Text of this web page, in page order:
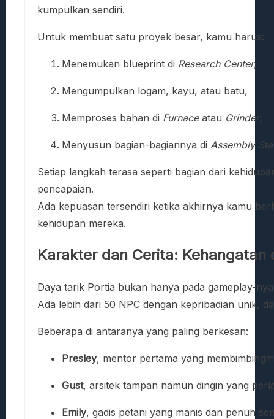
kumpulkan sendiri.
Untuk membuat satu proyek besar, kamu harus:
Menemukan blueprint di Research Center,
Mengumpulkan logam, kayu, atau batu,
Memproses bahan di Furnaceatau Grinder,
Menyusun bagian-bagiannya di Assembly
Setiap langkah terasa seperti bagian dari
pencapaian.
Ada kepuasan tersendiri ketika akhirnya kamu
kehidupan mereka.
Karakter dan Cerita: Kehangatan
Daya tarik Portia bukan hanya pada gameplay-
Ada lebih dari 50 NPC dengan kepribadian unik,
Beberapa di antaranya yang paling berkesan:
Presley, mentor pertama yang
Gust, arsitek tampan namun dingin yang
Emily, gadis petani yang manis dan penuh